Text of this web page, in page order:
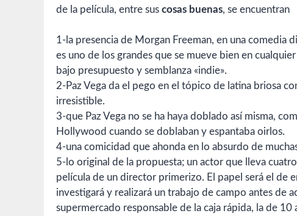
de la película, entre sus cosas buenas, se encuentran
1-la presencia de Morgan Freeman, en una comedia
es uno de los grandes que se mueve bien en
bajo presupuesto y semblanza «indie».
2-Paz Vega da el pego en el tópico de latina briosa
irresistible.
3-que Paz Vega no se ha haya doblado así misma,
Hollywood cuando se doblaban y espantaba oirlos.
4-una comicidad que ahonda en lo absurdo de
5-lo original de la propuesta; un actor que lleva
película de un director primerizo. El papel será el de
investigará y realizará un trabajo de campo antes de
supermercado responsable de la caja rápida, la de 10